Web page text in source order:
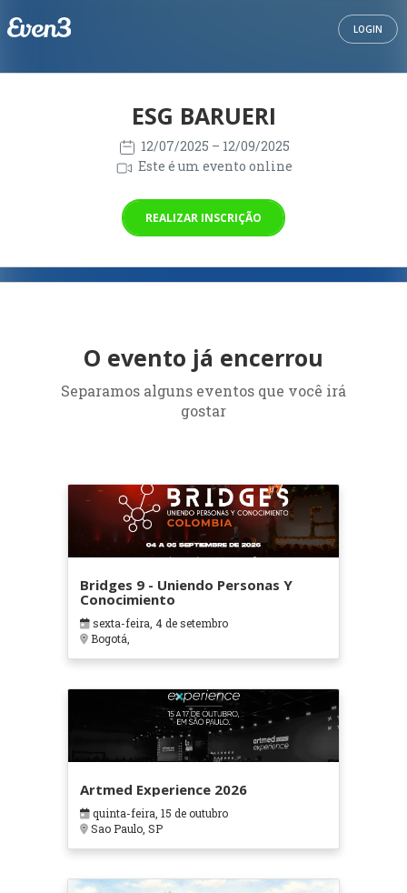
LOGIN
ESG BARUERI
12/07/2025 – 12/09/2025
Este é um evento online
REALIZAR INSCRIÇÃO
O evento já encerrou
Separamos alguns eventos que você irá
gostar
Bridges 9 - Uniendo Personas Y
Conocimiento
sexta-feira, 4 de setembro
Bogotá,
Artmed Experience 2026
quinta-feira, 15 de outubro
Sao Paulo, SP